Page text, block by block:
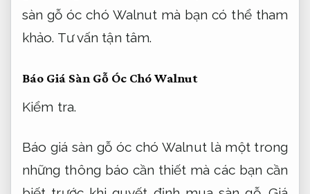
sàn gỗ óc chó Walnut mà bạn có thể tham
khảo. Tư vấn tận tâm.
Báo Giá Sàn Gỗ Óc Chó Walnut
Kiểm tra.
Báo giá sàn gỗ óc chó Walnut là một trong
những thông báo cần thiết mà các bạn cần